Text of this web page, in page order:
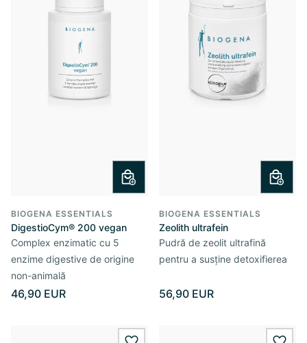
BIOGENA ESSENTIALS
DigestioCym® 200 vegan
Complex enzimatic cu 5
enzime digestive de origine
non-animală
46,90 EUR
BIOGENA ESSENTIALS
Zeolith ultrafein
Pudră de zeolit ultrafină
pentru a susține detoxifierea
56,90 EUR